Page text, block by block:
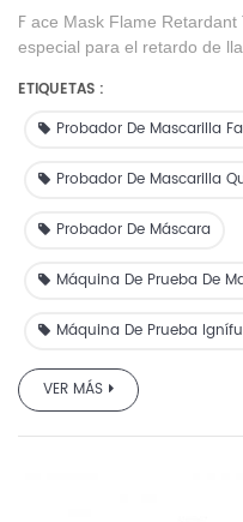
F ace Mask Flame
especial para el retardo de
N95, tejido Melt-blown
ETIQUETAS :
Probador De Mascarilla
Probador De Mascarilla
Probador De Máscara
Máquina De Prueba De
Máquina De Prueba
VER MÁS